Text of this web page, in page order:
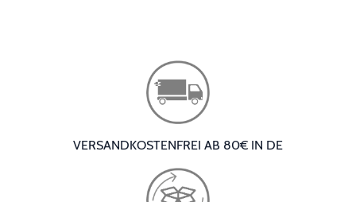
VERSANDKOSTENFREI AB 80€ IN DE